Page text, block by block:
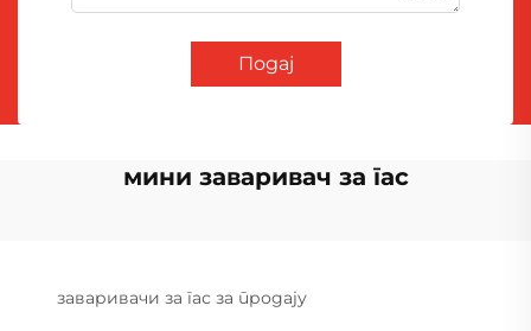
Подај
мини заваривач за гас
заваривачи за гас за продају